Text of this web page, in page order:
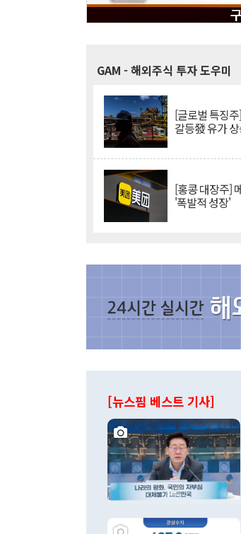
GAM - 해외주식 투자 도우미
[글로벌 특징
갈등發 유가
[홍콩 대장주]
'폭발적 성장'
[뉴스핌 베스트 기사]